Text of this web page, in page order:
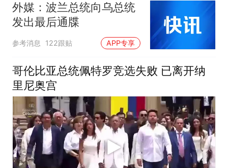
外媒：波兰总统向乌总统
发出最后通牒
参考消息 122跟贴 APP专享
哥伦比亚总统佩特罗竞选失败 已离开纳
里尼奥宫